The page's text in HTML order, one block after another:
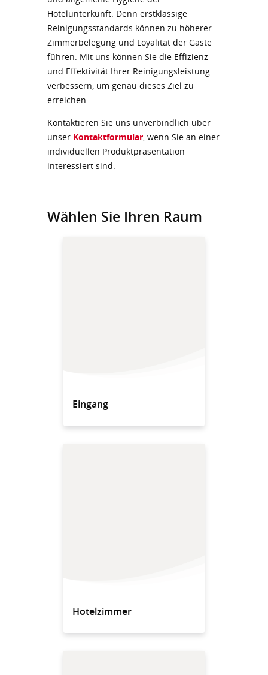
Hotelunterkunft. Denn erstklassige
Reinigungsstandards können zu höherer
Zimmerbelegung und Loyalität der Gäste
führen. Mit uns können Sie die Effizienz
und Effektivität Ihrer Reinigungsleistung
verbessern, um genau dieses Ziel zu
erreichen.
Kontaktieren Sie uns unverbindlich über
unser Kontaktformular , wenn Sie an einer
individuellen Produktpräsentation
interessiert sind.
Wählen Sie Ihren Raum
Eingang
Hotelzimmer